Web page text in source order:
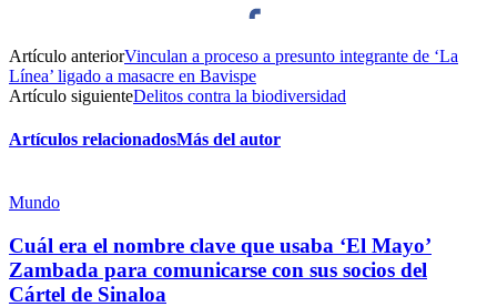
Facebook
Artículo anteriorVinculan a proceso a presunto integrante de ‘La
Línea’ ligado a masacre en Bavispe
Artículo siguienteDelitos contra la biodiversidad
Artículos relacionadosMás del autor
Mundo
Cuál era el nombre clave que usaba ‘El Mayo’
Zambada para comunicarse con sus socios del
Cártel de Sinaloa